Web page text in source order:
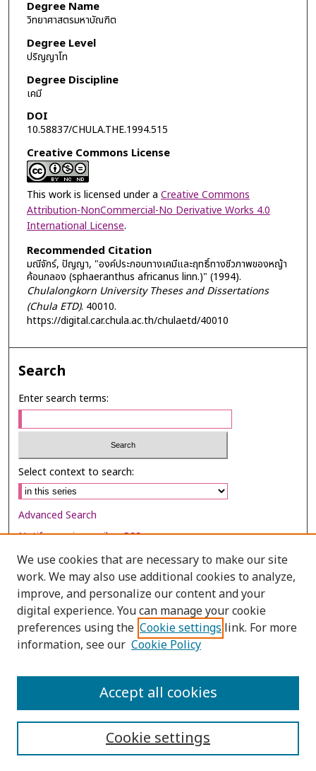
Degree Name
วิทยาศาสตรมหาบัณฑิต
Degree Level
ปริญญาโท
Degree Discipline
เคมี
DOI
10.58837/CHULA.THE.1994.515
Creative Commons License
This work is licensed under a Creative Commons
Attribution-NonCommercial-No Derivative Works 4.0
International License.
Recommended Citation
มณีจักร์, ปัญญา, "องค์ประกอบทางเคมีและฤทธิ์ทางชีวภาพของหญ้า
ค้อนกลอง (sphaeranthus africanus linn.)" (1994).
Chulalongkorn University Theses and Dissertations
(Chula ETD). 40010.
https://digital.car.chula.ac.th/chulaetd/40010
Search
Enter search terms:
Select context to search:
Advanced Search
Notify me via email orRSS
Browse
Collections
Disciplines
Authors
We use cookies that are necessary to make our site
work. We may also use additional cookies to analyze,
improve, and personalize our content and your
digital experience. You can manage your cookie
preferences using the Cookie settings link. For more
information, see our Cookie Policy
Cookie settings
Accept all cookies